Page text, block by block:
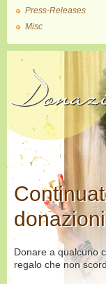
Press-Releases
Misc
Donare a qualcuno
regalo che non